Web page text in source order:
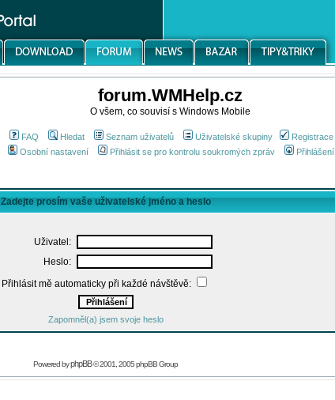
forum.WMHelp.cz
O všem, co souvisí s Windows Mobile
FAQ Hledat Seznam uživatelů Uživatelské skupiny
Registrace
Osobní nastavení
Přihlásit se pro kontrolu soukromých zpráv Přihlášení
Zadejte prosím vaše uživatelské jméno a heslo
Uživatel:
Heslo:
Přihlásit mě automaticky při každé návštěvě:
Zapomněl(a) jsem svoje heslo
Powered byphpBB© 2001, 2005 phpBB Group